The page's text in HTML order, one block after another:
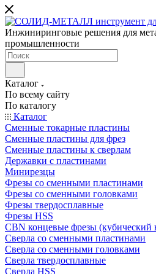
Инжиниринговые решения для
промышленности
Каталог
По всему сайту
По каталогу
Каталог
Сменные токарные пластины
Сменные пластины для фрез
Сменные пластины к сверлам
Державки с пластинами
Минирезцы
Фрезы со сменными пластинами
Фрезы со сменными головками
Фрезы твердосплавные
Фрезы HSS
CBN концевые фрезы (кубический
Сверла со сменными пластинами
Сверла со сменными головками
Сверла твердосплавные
Сверла HSS